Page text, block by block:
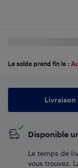
Le solde prend fin le :
Livraison
Disponible
Le temps de
vous trouvez.